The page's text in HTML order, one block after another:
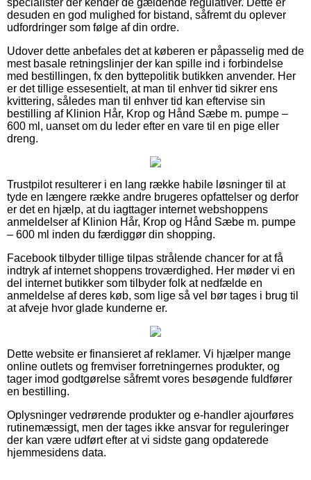
desuden en god mulighed for bistand, såfremt du oplever
udfordringer som følge af din ordre.
Udover dette anbefales det at køberen er påpasselig med de
mest basale retningslinjer der kan spille ind i forbindelse
med bestillingen, fx den byttepolitik butikken anvender. Her
er det tillige essesentielt, at man til enhver tid sikrer ens
kvittering, således man til enhver tid kan eftervise sin
bestilling af Klinion Hår, Krop og Hånd Sæbe m. pumpe –
600 ml, uanset om du leder efter en vare til en pige eller
dreng.
Trustpilot resulterer i en lang række habile løsninger til at
tyde en længere række andre brugeres opfattelser og derfor
er det en hjælp, at du iagttager internet webshoppens
anmeldelser af Klinion Hår, Krop og Hånd Sæbe m. pumpe
– 600 ml inden du færdiggør din shopping.
Facebook tilbyder tillige tilpas strålende chancer for at få
indtryk af internet shoppens troværdighed. Her møder vi en
del internet butikker som tilbyder folk at nedfælde en
anmeldelse af deres køb, som lige så vel bør tages i brug til
at afveje hvor glade kunderne er.
Dette website er finansieret af reklamer. Vi hjælper mange
online outlets og fremviser forretningernes produkter, og
tager imod godtgørelse såfremt vores besøgende fuldfører
en bestilling.
Oplysninger vedrørende produkter og e-handler ajourføres
rutinemæssigt, men der tages ikke ansvar for reguleringer
der kan være udført efter at vi sidste gang opdaterede
hjemmesidens data.